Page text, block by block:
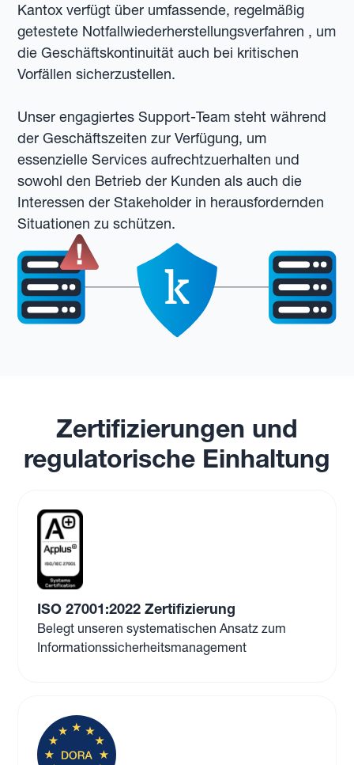
Kantox verfügt über umfassende, regelmäßig
getestete Notfallwiederherstellungsverfahren , um
die Geschäftskontinuität auch bei kritischen
Vorfällen sicherzustellen.
Unser engagiertes Support-Team steht während
der Geschäftszeiten zur Verfügung, um
essenzielle Services aufrechtzuerhalten und
sowohl den Betrieb der Kunden als auch die
Interessen der Stakeholder in herausfordernden
Situationen zu schützen.
Zertifizierungen und
regulatorische Einhaltung
ISO 27001:2022 Zertifizierung
Belegt unseren systematischen Ansatz zum
Informationssicherheitsmanagement